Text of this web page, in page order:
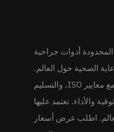
أدوات جراحية
الصحية حول العالم.
تضمن عمليات التصنيع المتوافقة مع معايير ISO، والتسليم
والأداء. تعتمد عليها
اطلب عرض أسعار